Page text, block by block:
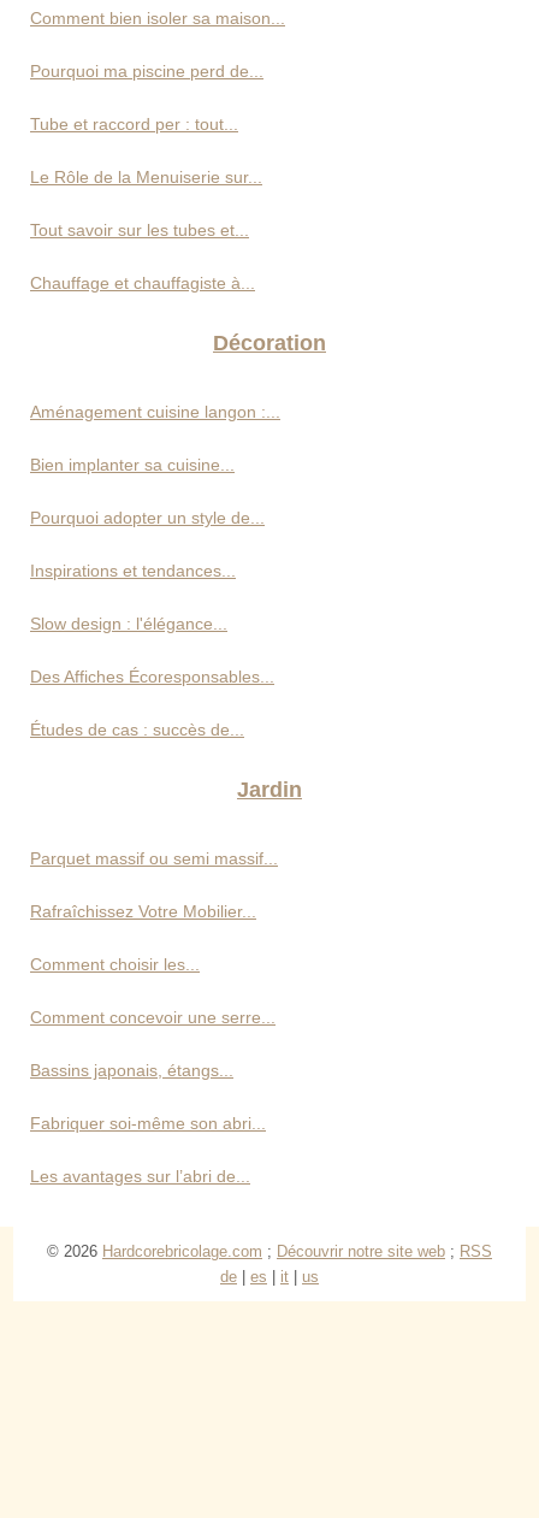
Comment bien isoler sa maison...
Pourquoi ma piscine perd de...
Tube et raccord per : tout...
Le Rôle de la Menuiserie sur...
Tout savoir sur les tubes et...
Chauffage et chauffagiste à...
Décoration
Aménagement cuisine langon :...
Bien implanter sa cuisine...
Pourquoi adopter un style de...
Inspirations et tendances...
Slow design : l'élégance...
Des Affiches Écoresponsables...
Études de cas : succès de...
Jardin
Parquet massif ou semi massif...
Rafraîchissez Votre Mobilier...
Comment choisir les...
Comment concevoir une serre...
Bassins japonais, étangs...
Fabriquer soi-même son abri...
Les avantages sur l’abri de...
© 2026 Hardcorebricolage.com ; Découvrir notre site web ; RSS
de | es | it | us